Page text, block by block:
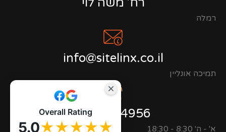
רמלה
info@sitelinx.co.il
תמיכה אונליין
0723944956
א' - ה' 8:30 - 18:30
Overall Rating
5.0★★★★★